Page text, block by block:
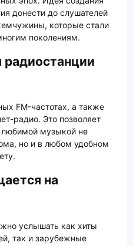
донести до слушателей
которые стали
поколениям.
FM-частотах, а также
радио. Это позволяет
музыкой не
но и в любом удобном
на
услышать как хиты
так и зарубежные